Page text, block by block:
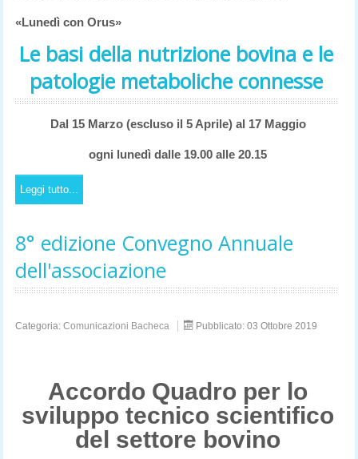
«Lunedì con Orus»
Le basi della nutrizione bovina e le
patologie metaboliche connesse
Dal 15 Marzo (escluso il 5 Aprile) al 17 Maggio
ogni lunedì dalle 19.00 alle 20.15
Leggi tutto...
8° edizione Convegno Annuale
dell'associazione
Categoria: Comunicazioni Bacheca Pubblicato: 03 Ottobre 2019
Accordo Quadro per lo
sviluppo tecnico scientifico
del settore bovino